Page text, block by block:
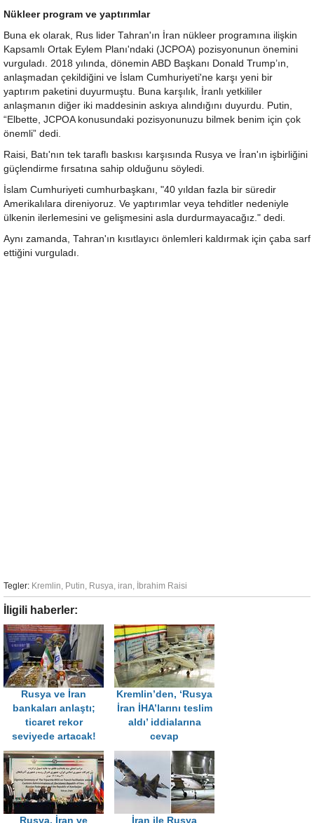
Nükleer program ve yaptırımlar
Buna ek olarak, Rus lider Tahran'ın İran nükleer programına ilişkin
Kapsamlı Ortak Eylem Planı'ndaki (JCPOA) pozisyonunun önemini
vurguladı. 2018 yılında, dönemin ABD Başkanı Donald Trump’ın,
anlaşmadan çekildiğini ve İslam Cumhuriyeti'ne karşı yeni bir
yaptırım paketini duyurmuştu. Buna karşılık, İranlı yetkililer
anlaşmanın diğer iki maddesinin askıya alındığını duyurdu. Putin,
“Elbette, JCPOA konusundaki pozisyonunuzu bilmek benim için çok
önemli” dedi.
Raisi, Batı'nın tek taraflı baskısı karşısında Rusya ve İran'ın işbirliğini
güçlendirme fırsatına sahip olduğunu söyledi.
İslam Cumhuriyeti cumhurbaşkanı, "40 yıldan fazla bir süredir
Amerikalılara direniyoruz. Ve yaptırımlar veya tehditler nedeniyle
ülkenin ilerlemesini ve gelişmesini asla durdurmayacağız." dedi.
Aynı zamanda, Tahran'ın kısıtlayıcı önlemleri kaldırmak için çaba sarf
ettiğini vurguladı.
Tegler: Kremlin, Putin, Rusya, iran, İbrahim Raisi
İligili haberler:
Rusya ve İran
bankaları anlaştı;
ticaret rekor
seviyede artacak!
Kremlin’den, ‘Rusya
İran İHA’larını teslim
aldı’ iddialarına
cevap
Rusya, İran ve İran ile Rusya